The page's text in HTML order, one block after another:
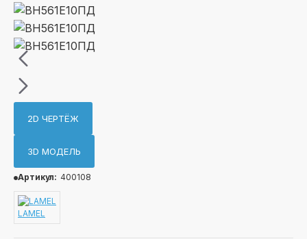
2D ЧЕРТЁЖ
3D МОДЕЛЬ
Артикул: 400108
LAMEL